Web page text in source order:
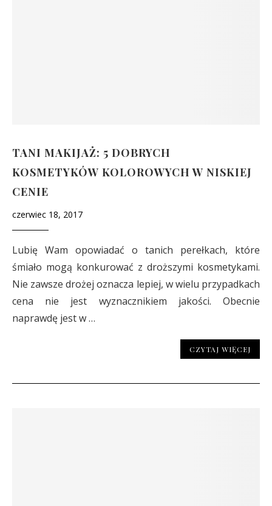
TANI MAKIJAŻ: 5 DOBRYCH
KOSMETYKÓW KOLOROWYCH W NISKIEJ
CENIE
czerwiec 18, 2017
Lubię Wam opowiadać o tanich perełkach, które
śmiało mogą konkurować z droższymi kosmetykami.
Nie zawsze drożej oznacza lepiej, w wielu przypadkach
cena nie jest wyznacznikiem jakości. Obecnie
naprawdę jest w …
CZYTAJ WIĘCEJ